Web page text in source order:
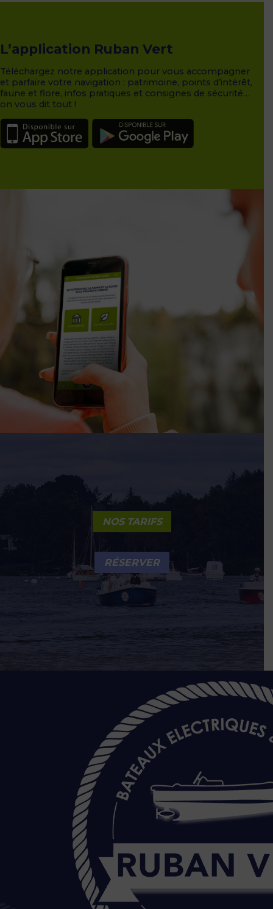
L’application Ruban Vert
Téléchargez notre application pour vous accompagner
et parfaire votre navigation : patrimoine, points d’intérêt,
faune et flore, infos pratiques et consignes de sécurité…
on vous dit tout !
NOS TARIFS
RÉSERVER